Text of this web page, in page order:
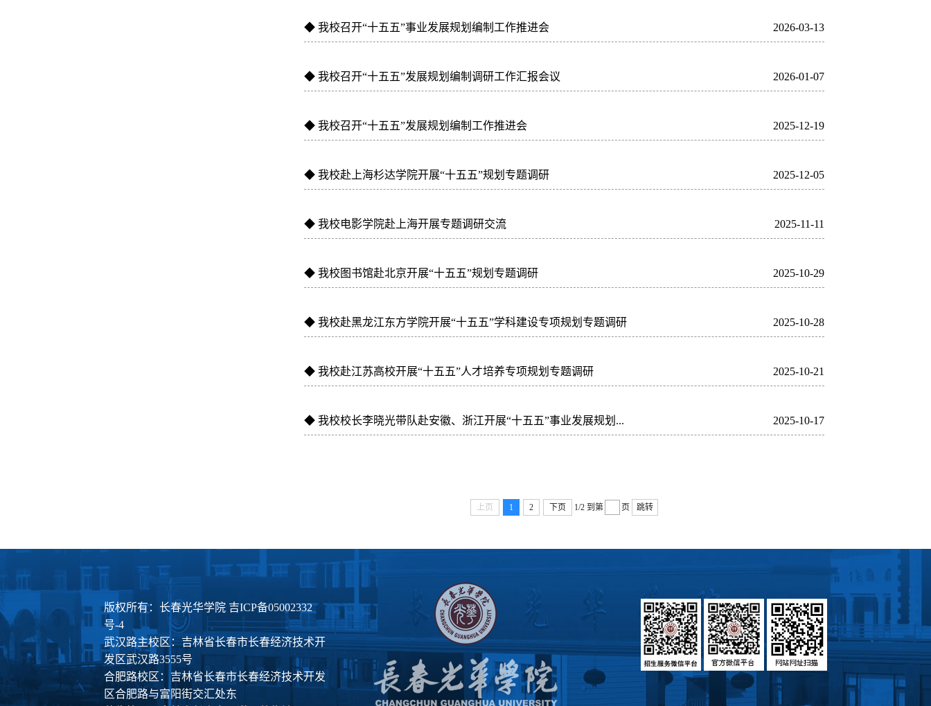
2026-03-13
◆ 我校召开“十五五”事业发展规划编制工作推进会
2026-01-07
◆ 我校召开“十五五”发展规划编制调研工作汇报会议
2025-12-19
◆ 我校召开“十五五”发展规划编制工作推进会
2025-12-05
◆ 我校赴上海杉达学院开展“十五五”规划专题调研
2025-11-11
◆ 我校电影学院赴上海开展专题调研交流
2025-10-29
◆ 我校图书馆赴北京开展“十五五”规划专题调研
2025-10-28
◆ 我校赴黑龙江东方学院开展“十五五”学科建设专项规划专题调研
2025-10-21
◆ 我校赴江苏高校开展“十五五”人才培养专项规划专题调研
2025-10-17
◆ 我校校长李晓光带队赴安徽、浙江开展“十五五”事业发展规划...
上页 1 2 下页 1/2 到第 页 跳转
版权所有：长春光华学院 吉ICP备05002332
号-4
武汉路主校区：吉林省长春市长春经济技术开
发区武汉路3555号
合肥路校区：吉林省长春市长春经济技术开发
区合肥路与富阳街交汇处东